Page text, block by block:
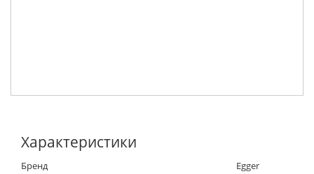
Характеристики
Бренд
Egger